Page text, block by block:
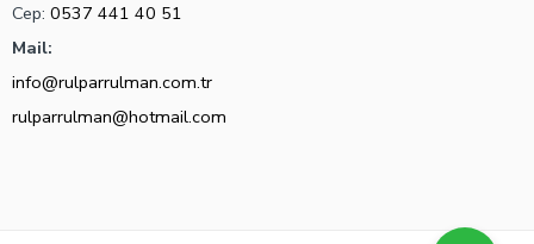
Cep: 0537 441 40 51
Mail:
info@rulparrulman.com.tr
rulparrulman@hotmail.com